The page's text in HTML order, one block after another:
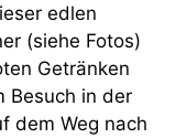
edlen
(siehe Fotos)
Getränken
Besuch in der
dem Weg nach